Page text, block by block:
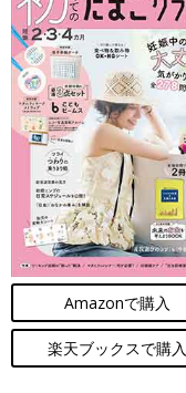
Amazonで購入
楽天ブックスで購入